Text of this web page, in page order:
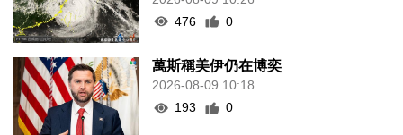
476
0
萬斯稱美伊仍在博奕
2026-08-09 10:18
193
0